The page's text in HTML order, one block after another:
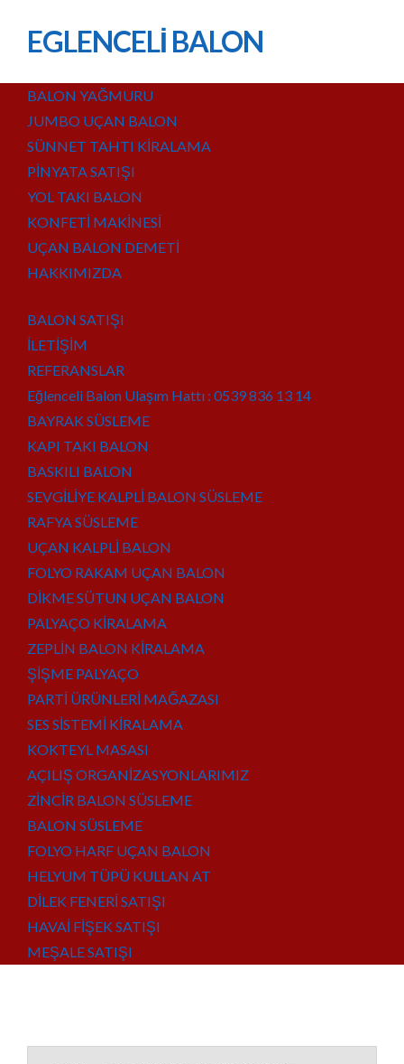
EGLENCELİ BALON
BALON YAĞMURU
JUMBO UÇAN BALON
SÜNNET TAHTI KİRALAMA
PİNYATA SATIŞI
YOL TAKI BALON
KONFETİ MAKİNESİ
UÇAN BALON DEMETİ
HAKKIMIZDA
BALON SATIŞI
İLETİŞİM
REFERANSLAR
Eğlenceli Balon Ulaşım Hattı : 0539 836 13 14
BAYRAK SÜSLEME
KAPI TAKI BALON
BASKILI BALON
SEVGİLİYE KALPLİ BALON SÜSLEME
RAFYA SÜSLEME
UÇAN KALPLİ BALON
FOLYO RAKAM UÇAN BALON
DİKME SÜTUN UÇAN BALON
PALYAÇO KİRALAMA
ZEPLİN BALON KİRALAMA
ŞİŞME PALYAÇO
PARTİ ÜRÜNLERİ MAĞAZASI
SES SİSTEMİ KİRALAMA
KOKTEYL MASASI
AÇILIŞ ORGANİZASYONLARIMIZ
ZİNCİR BALON SÜSLEME
BALON SÜSLEME
FOLYO HARF UÇAN BALON
HELYUM TÜPÜ KULLAN AT
DİLEK FENERİ SATIŞI
HAVAİ FİŞEK SATIŞI
MEŞALE SATIŞI